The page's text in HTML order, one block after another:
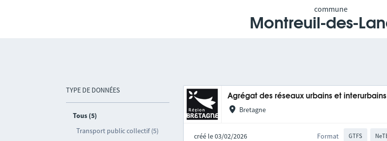
commune
Montreuil-des-
TYPE DE DONNÉES
Tous (5)
Transport public collectif (5)
Agrégat des réseaux urbains et
Bretagne
créé le 03/02/2026 Format GTFS